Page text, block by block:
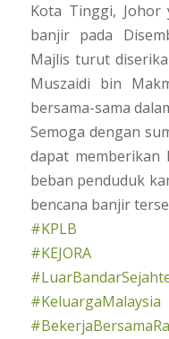
Kota Tinggi, Johor
banjir pada
Majlis turut
Muszaidi bin
bersama-sama
Semoga dengan
dapat memberikan
beban penduduk
bencana banjir
#KPLB
#KEJORA
#KeluargaMalaysia